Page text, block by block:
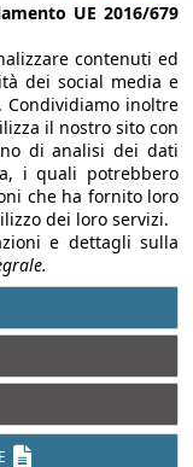
Iscriviti alla
di Milano al n° 63
- Tutti i diritti
UE 2016/679
contenuti ed
dei social media e
Condividiamo inoltre
il nostro sito con
di analisi dei dati
i quali potrebbero
che ha fornito loro
dei loro servizi.
e dettagli sulla